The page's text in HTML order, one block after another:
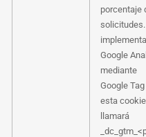
porcentaje
Google
mediante
Google
esta
llamará